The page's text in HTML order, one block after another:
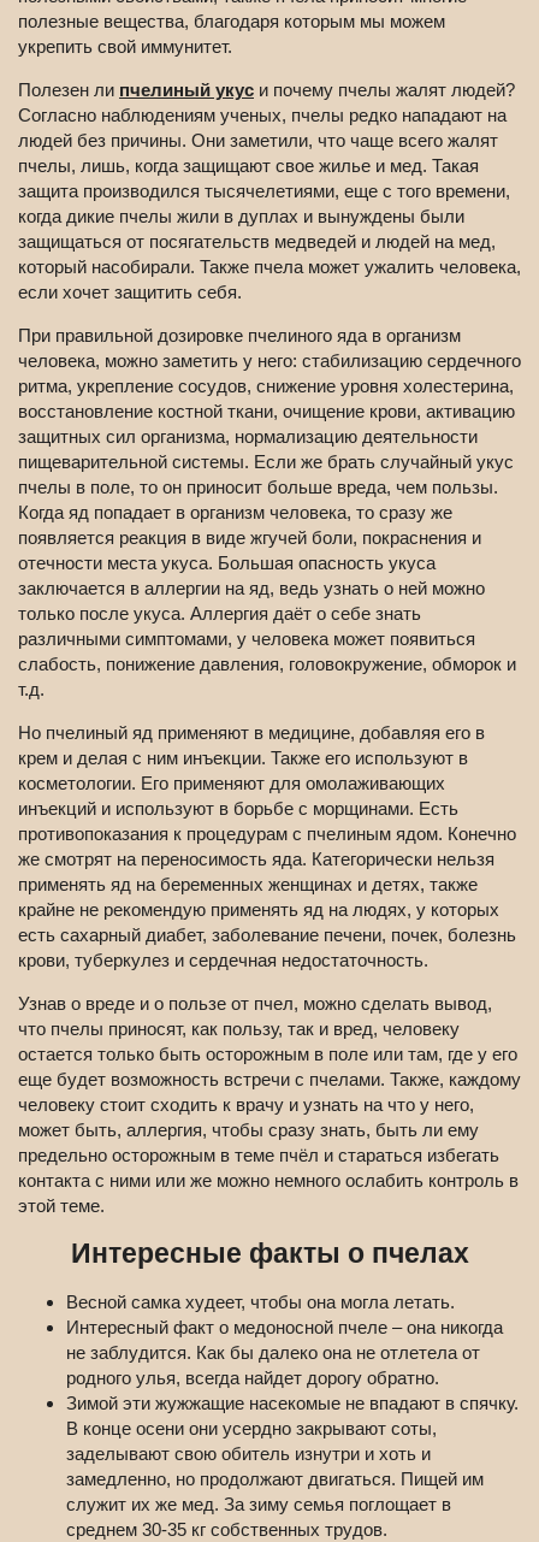
полезные вещества, благодаря которым мы можем
укрепить свой иммунитет.
Полезен ли пчелиный укус и почему пчелы жалят людей?
Согласно наблюдениям ученых, пчелы редко нападают на
людей без причины. Они заметили, что чаще всего жалят
пчелы, лишь, когда защищают свое жилье и мед. Такая
защита производился тысячелетиями, еще с того времени,
когда дикие пчелы жили в дуплах и вынуждены были
защищаться от посягательств медведей и людей на мед,
который насобирали. Также пчела может ужалить человека,
если хочет защитить себя.
При правильной дозировке пчелиного яда в организм
человека, можно заметить у него: стабилизацию сердечного
ритма, укрепление сосудов, снижение уровня холестерина,
восстановление костной ткани, очищение крови, активацию
защитных сил организма, нормализацию деятельности
пищеварительной системы. Если же брать случайный укус
пчелы в поле, то он приносит больше вреда, чем пользы.
Когда яд попадает в организм человека, то сразу же
появляется реакция в виде жгучей боли, покраснения и
отечности места укуса. Большая опасность укуса
заключается в аллергии на яд, ведь узнать о ней можно
только после укуса. Аллергия даёт о себе знать
различными симптомами, у человека может появиться
слабость, понижение давления, головокружение, обморок и
т.д.
Но пчелиный яд применяют в медицине, добавляя его в
крем и делая с ним инъекции. Также его используют в
косметологии. Его применяют для омолаживающих
инъекций и используют в борьбе с морщинами. Есть
противопоказания к процедурам с пчелиным ядом. Конечно
же смотрят на переносимость яда. Категорически нельзя
применять яд на беременных женщинах и детях, также
крайне не рекомендую применять яд на людях, у которых
есть сахарный диабет, заболевание печени, почек, болезнь
крови, туберкулез и сердечная недостаточность.
Узнав о вреде и о пользе от пчел, можно сделать вывод,
что пчелы приносят, как пользу, так и вред, человеку
остается только быть осторожным в поле или там, где у его
еще будет возможность встречи с пчелами. Также, каждому
человеку стоит сходить к врачу и узнать на что у него,
может быть, аллергия, чтобы сразу знать, быть ли ему
предельно осторожным в теме пчёл и стараться избегать
контакта с ними или же можно немного ослабить контроль в
этой теме.
Интересные факты о пчелах
Весной самка худеет, чтобы она могла летать.
Интересный факт о медоносной пчеле – она никогда
не заблудится. Как бы далеко она не отлетела от
родного улья, всегда найдет дорогу обратно.
Зимой эти жужжащие насекомые не впадают в спячку.
В конце осени они усердно закрывают соты,
заделывают свою обитель изнутри и хоть и
замедленно, но продолжают двигаться. Пищей им
служит их же мед. За зиму семья поглощает в
среднем 30-35 кг собственных трудов.